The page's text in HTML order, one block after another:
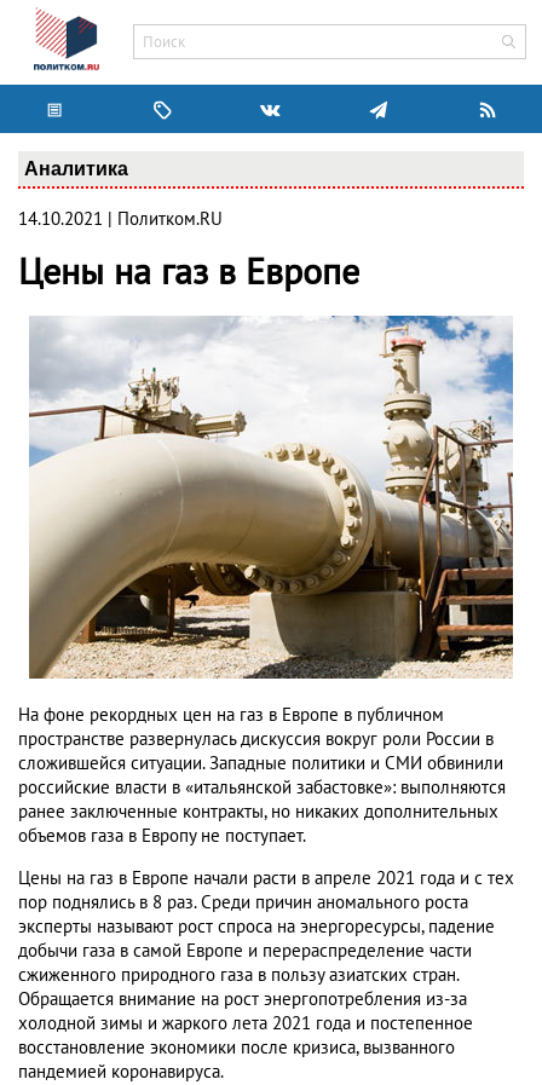
Аналитика
14.10.2021 | Политком.RU
Цены на газ в Европе
На фоне рекордных цен на газ в Европе в публичном
пространстве развернулась дискуссия вокруг роли России в
сложившейся ситуации. Западные политики и СМИ обвинили
российские власти в «итальянской забастовке»: выполняются
ранее заключенные контракты, но никаких дополнительных
объемов газа в Европу не поступает.
Цены на газ в Европе начали расти в апреле 2021 года и с тех
пор поднялись в 8 раз. Среди причин аномального роста
эксперты называют рост спроса на энергоресурсы, падение
добычи газа в самой Европе и перераспределение части
сжиженного природного газа в пользу азиатских стран.
Обращается внимание на рост энергопотребления из-за
холодной зимы и жаркого лета 2021 года и постепенное
восстановление экономики после кризиса, вызванного
пандемией коронавируса.